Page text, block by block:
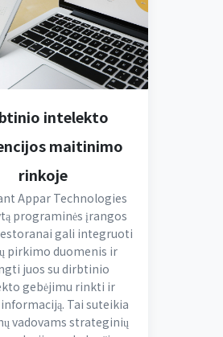
intelekto
maitinimo
rinkoje
Appar Technologies
programinės įrangos
gali integruoti
pirkimo duomenis ir
juos su dirbtinio
gebėjimu rinkti ir
Tai suteikia
vadovams strateginių